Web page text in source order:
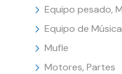
Equipo pesado,
Equipo de Música
Mufle
Motores, Partes